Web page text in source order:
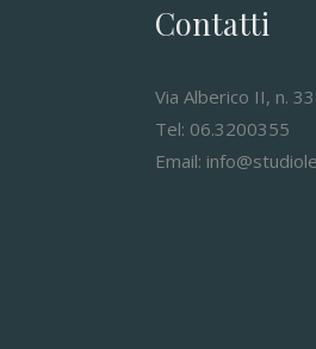
Contatti
Via Alberico II, n.
Tel: 06.3200355
Email: